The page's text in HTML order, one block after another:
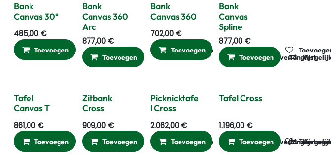
Bank
Canvas 30°
485,00 €
Toevoegen Vergelijken Toevoegen aan verlanglijst
Bank
Canvas 360
Arc
877,00€
Toevoegen Vergelijken Toevoegen aan verlanglijst
Bank
Canvas 360
702,00€
Toevoegen Vergelijken
Bank
Canvas
Spline
877,00€
Toevoegen
Tafel
Canvas T
861,00 €
Toevoegen Vergelijken Toevoegen aan verlanglijst
Zitbank
Cross
909,00€
Toevoegen Vergelijken Toevoegen aan verlanglijst
Picknicktafe
l Cross
2.062,00€
Toevoegen Vergelijken
Tafel Cross
1.196,00€
Toevoegen